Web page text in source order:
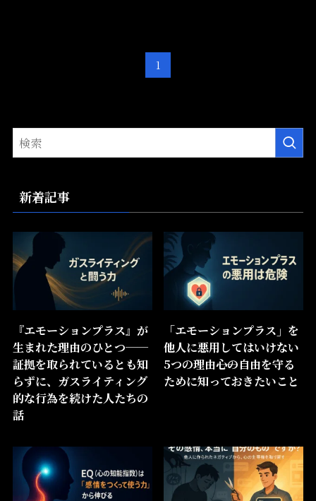
1
新着記事
『エモーションプラス』が
生まれた理由のひとつ──
証拠を取られているとも知
らずに、ガスライティング
的な行為を続けた人たちの
話
「エモーションプラス」を
他人に悪用してはいけない
5つの理由――心の自由を守る
ために知っておきたいこと